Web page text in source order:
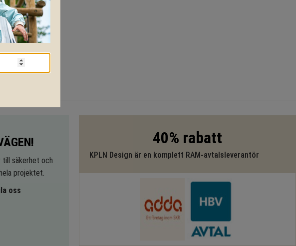
till säkerhet och
projektet.
oss
40% rabatt
KPLN Design är en komplett RAM-avtalsleverantör